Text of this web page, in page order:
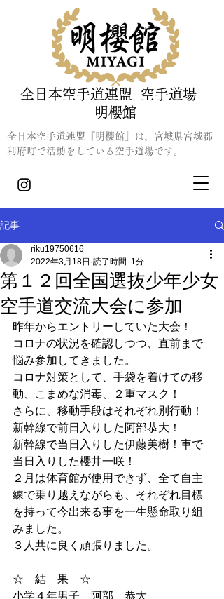
全日本空手道連盟 空手道場
明櫻館
全日本空手道連盟『明櫻館』は、宮城県宮城郡
利府町で活動をしている ​空手道場です。
記事
第１２回全国選抜少年少女
空手道交流大会に参加
riku19750616
2022年3月18日 読了時間: 1分
昨年からエントリーしていた大会！
コロナの状況を確認しつつ、直前まで
悩み参加してきました。
コロナ対策として、手袋を着けての移
動、こまめな消毒、２重マスク！
さらに、移動手段はそれぞれ別行動！
新幹線で前日入りした阿部恭大！
新幹線で当日入りした伊藤美樹！車で
当日入りした櫻井一咲！
２月は体育館が使用できず、全て自主
練で乗り越えながらも、それぞれ目標
を持って今出来る事を一生懸命取り組
みました。
３人共に良く頑張りました。
☆　結　果　☆
小学４年男子　阿部　恭大